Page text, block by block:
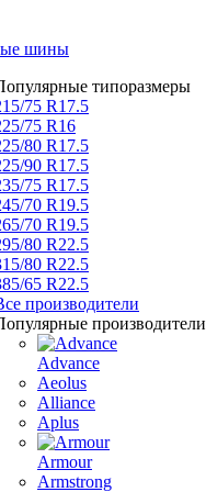
шины
типоразмеры
75 R17.5
75 R16
80 R17.5
90 R17.5
75 R17.5
70 R19.5
70 R19.5
80 R22.5
80 R22.5
65 R22.5
производители
производители
Advance
Aeolus
Alliance
Aplus
Armour
Armstrong